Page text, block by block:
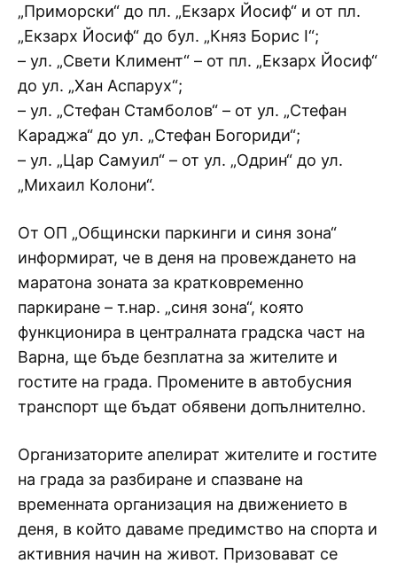
„Приморски“ до пл. „Екзарх Йосиф“ и от пл.
„Екзарх Йосиф“ до бул. „Княз Борис I“;
– ул. „Свети Климент“ – от пл. „Екзарх Йосиф“
до ул. „Хан Аспарух“;
– ул. „Стефан Стамболов“ – от ул. „Стефан
Караджа“ до ул. „Стефан Богориди“;
– ул. „Цар Самуил“ – от ул. „Одрин“ до ул.
„Михаил Колони“.
От ОП „Общински паркинги и синя зона“
информират, че в деня на провеждането на
маратона зоната за кратковременно
паркиране – т.нар. „синя зона“, която
функционира в централната градска част на
Варна, ще бъде безплатна за жителите и
гостите на града. Промените в автобусния
транспорт ще бъдат обявени допълнително.
Организаторите апелират жителите и гостите
на града за разбиране и спазване на
временната организация на движението в
деня, в който даваме предимство на спорта и
активния начин на живот. Призовават се